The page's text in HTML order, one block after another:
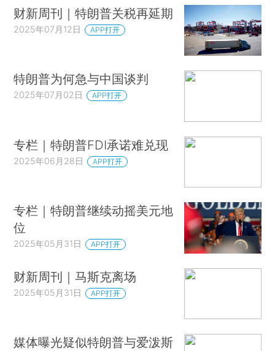
财新周刊｜特朗普关税再延期
2025年07月12日 APP打开
特朗普为何急与中国谈判
2025年07月02日 APP打开
专栏｜特朗普FDI承诺难兑现
2025年06月28日 APP打开
专栏｜特朗普继续动摇美元地
位
2025年05月31日 APP打开
财新周刊｜马斯克离场
2025年05月31日 APP打开
媒体曝光疑似特朗普与爱泼斯